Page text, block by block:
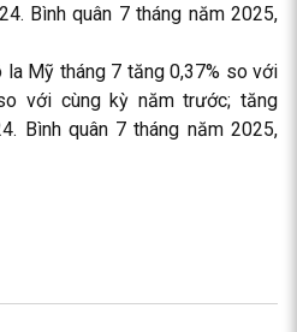
Bình quân 7 tháng năm 2025,
Mỹ tháng 7 tăng 0,37% so với
với cùng kỳ năm trước; tăng
Bình quân 7 tháng năm 2025,